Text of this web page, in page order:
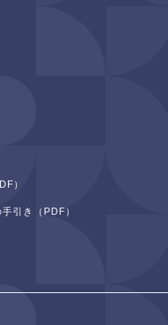
）
引き（PDF）